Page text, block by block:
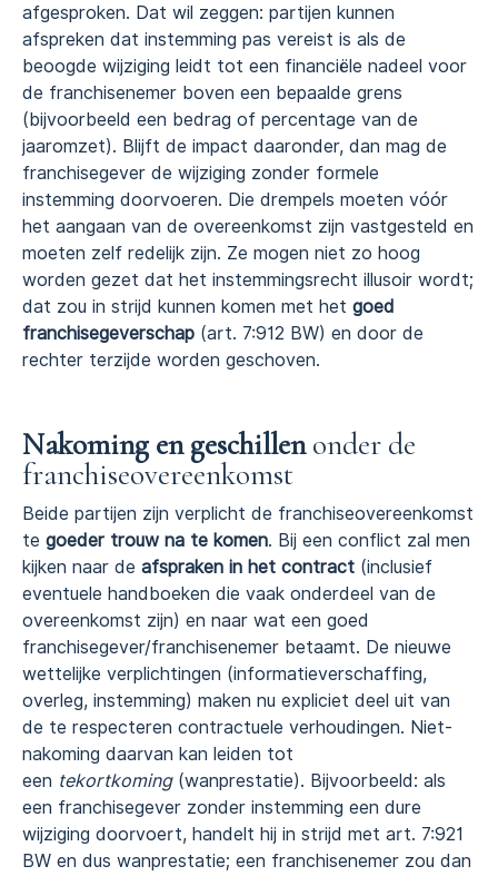
afgesproken. Dat wil zeggen: partijen kunnen
afspreken dat instemming pas vereist is als de
beoogde wijziging leidt tot een financiële nadeel voor
de franchisenemer boven een bepaalde grens
(bijvoorbeeld een bedrag of percentage van de
jaaromzet). Blijft de impact daaronder, dan mag de
franchisegever de wijziging zonder formele
instemming doorvoeren. Die drempels moeten vóór
het aangaan van de overeenkomst zijn vastgesteld en
moeten zelf redelijk zijn. Ze mogen niet zo hoog
worden gezet dat het instemmingsrecht illusoir wordt;
dat zou in strijd kunnen komen met het goed
franchisegeverschap (art. 7:912 BW) en door de
rechter terzijde worden geschoven.
Nakoming en geschillenonder de
franchiseovereenkomst
Beide partijen zijn verplicht de franchiseovereenkomst
te goeder trouw na te komen. Bij een conflict zal men
kijken naar de afspraken in het contract (inclusief
eventuele handboeken die vaak onderdeel van de
overeenkomst zijn) en naar wat een goed
franchisegever/franchisenemer betaamt. De nieuwe
wettelijke verplichtingen (informatieverschaffing,
overleg, instemming) maken nu expliciet deel uit van
de te respecteren contractuele verhoudingen. Niet-
nakoming daarvan kan leiden tot
een tekortkoming(wanprestatie). Bijvoorbeeld: als
een franchisegever zonder instemming een dure
wijziging doorvoert, handelt hij in strijd met art. 7:921
BW en dus wanprestatie; een franchisenemer zou dan